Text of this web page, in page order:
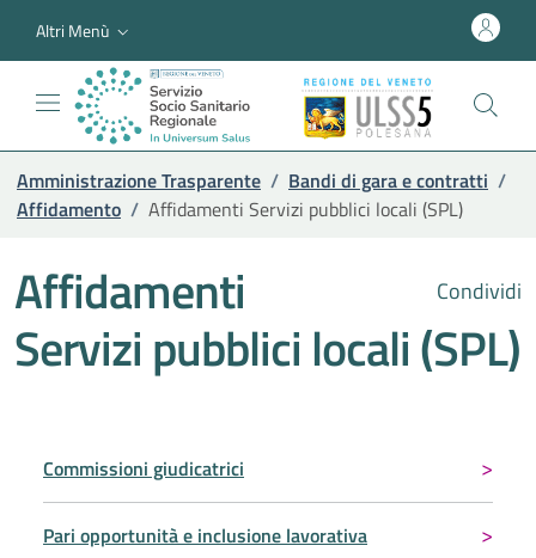
Altri Menù
Amministrazione Trasparente / Bandi di gara e contratti /
Affidamento / Affidamenti Servizi pubblici locali (SPL)
Condividi
Affidamenti
Servizi pubblici locali (SPL)
Commissioni giudicatrici
Pari opportunità e inclusione lavorativa